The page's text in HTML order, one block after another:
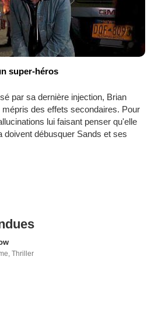
super-héros
par sa dernière injection, Brian
des effets secondaires. Pour
lui faisant penser qu'elle
doivent débusquer Sands et ses
,Thriller